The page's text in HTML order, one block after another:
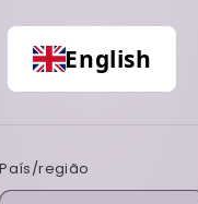
English
País/região